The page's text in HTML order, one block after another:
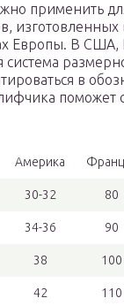
применить
изготовленных
Европы. В США,
система
в
поможет
Америка
30-32 80
34-36 90
38 100
42 110